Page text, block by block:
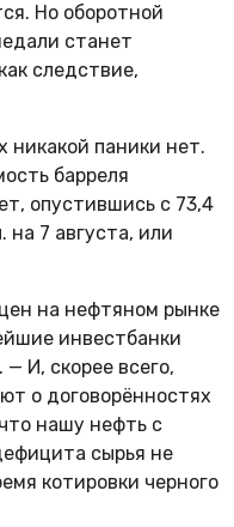
Но оборотной
станет
следствие,
никакой паники нет.
барреля
опустившись с 73,4
7 августа, или
на нефтяном рынке
инвестбанки
И, скорее всего,
о договорённостях
нашу нефть с
сырья не
котировки черного